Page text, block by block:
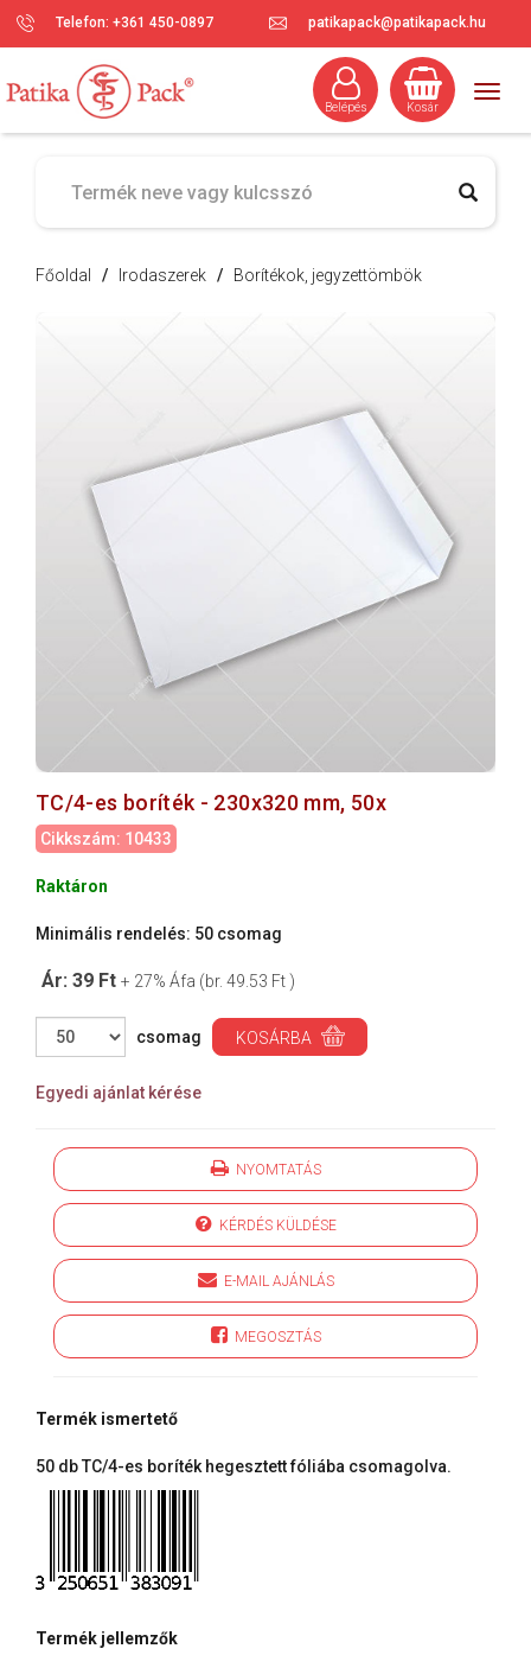
Telefon: +361 450-0897 patikapack@patikapack.hu
Kosár
Belépés
Főoldal / Irodaszerek / Borítékok, jegyzettömbök
TC/4-es boríték - 230x320 mm, 50x
Cikkszám: 10433
Raktáron
Minimális rendelés: 50 csomag
Ár: 39 Ft + 27% Áfa (br. 49.53 Ft )
csomag KOSÁRBA
Egyedi ajánlat kérése
NYOMTATÁS
KÉRDÉS KÜLDÉSE
E-MAIL AJÁNLÁS
MEGOSZTÁS
Termék ismertető
50 db TC/4-es boríték hegesztett fóliába csomagolva.
Termék jellemzők